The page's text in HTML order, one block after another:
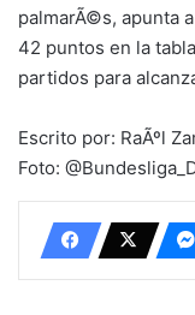
palmarÃ©s, apunta
42 puntos en la
partidos para
Escrito por: RaÃºl
Foto: